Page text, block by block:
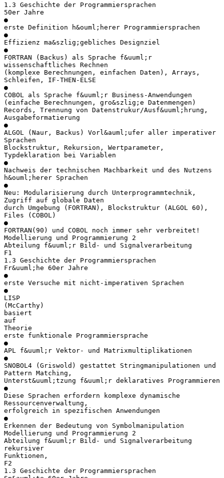
1.3 Geschichte der Programmiersprachen
50er Jahre
●
erste Definition h&ouml;herer Programmiersprachen
●
Effizienz ma&szlig;gebliches Designziel
●
FORTRAN (Backus) als Sprache f&uuml;r
wissenschaftliches Rechnen
(komplexe Berechnungen, einfachen Daten), Arrays,
Schleifen, IF-THEN-ELSE
●
COBOL als Sprache f&uuml;r Business-Anwendungen
(einfache Berechnungen, gro&szlig;e Datenmengen)
Records, Trennung von Datenstrukur/Ausf&uuml;hrung,
Ausgabeformatierung
●
ALGOL (Naur, Backus) Vorl&auml;ufer aller imperativer
Sprachen
Blockstruktur, Rekursion, Wertparameter,
Typdeklaration bei Variablen
●
Nachweis der technischen Machbarkeit und des Nutzens
h&ouml;herer Sprachen
●
Neu: Modularisierung durch Unterprogrammtechnik,
Zugriff auf globale Daten
durch Umgebung (FORTRAN), Blockstruktur (ALGOL 60),
Files (COBOL)
●
FORTRAN(90) und COBOL noch immer sehr verbreitet!
Modellierung und Programmierung 2
Abteilung f&uuml;r Bild- und Signalverarbeitung
F1
1.3 Geschichte der Programmiersprachen
Fr&uuml;he 60er Jahre
●
erste Versuche mit nicht-imperativen Sprachen
●
LISP
(McCarthy)
basiert
auf
Theorie
erste funktionale Programmiersprache
●
APL f&uuml;r Vektor- und Matrixmultiplikationen
●
SNOBOL4 (Griswold) gestattet Stringmanipulationen und
Pattern Matching,
Unterst&uuml;tzung f&uuml;r deklaratives Programmieren
●
Diese Sprachen erfordern komplexe dynamische
Ressourcenverwaltung,
erfolgreich in spezifischen Anwendungen
●
Erkennen der Bedeutung von Symbolmanipulation
Modellierung und Programmierung 2
Abteilung f&uuml;r Bild- und Signalverarbeitung
rekursiver
Funktionen,
F2
1.3 Geschichte der Programmiersprachen